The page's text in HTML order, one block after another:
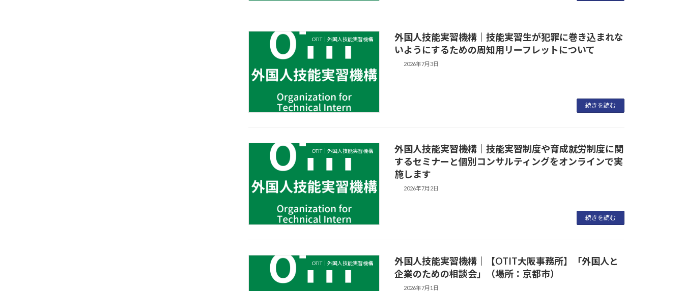
OTIT｜外国人技能実習機構
外国人技能実習機構｜技能実習生が犯罪に巻き込まれな
いようにするための周知用リーフレットについて
2026年7月3日
続きを読む
OTIT｜外国人技能実習機構
外国人技能実習機構｜技能実習制度や育成就労制度に関
するセミナーと個別コンサルティングをオンラインで実
施します
2026年7月2日
続きを読む
OTIT｜外国人技能実習機構
外国人技能実習機構｜【OTIT大阪事務所】「外国人と
企業のための相談会」（場所：京都市）
2026年7月1日